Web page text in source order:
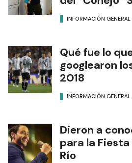
INFORMACIÓN GENERAL
Qué fue lo
googlearon
2018
INFORMACIÓN GENERAL
Dieron a
para la Fiesta
Río